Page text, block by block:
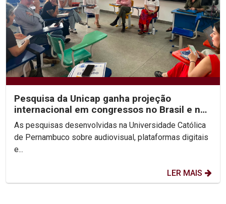
Pesquisa da Unicap ganha projeção
internacional em congressos no Brasil e no
México
As pesquisas desenvolvidas na Universidade Católica
de Pernambuco sobre audiovisual, plataformas digitais
e...
LER MAIS